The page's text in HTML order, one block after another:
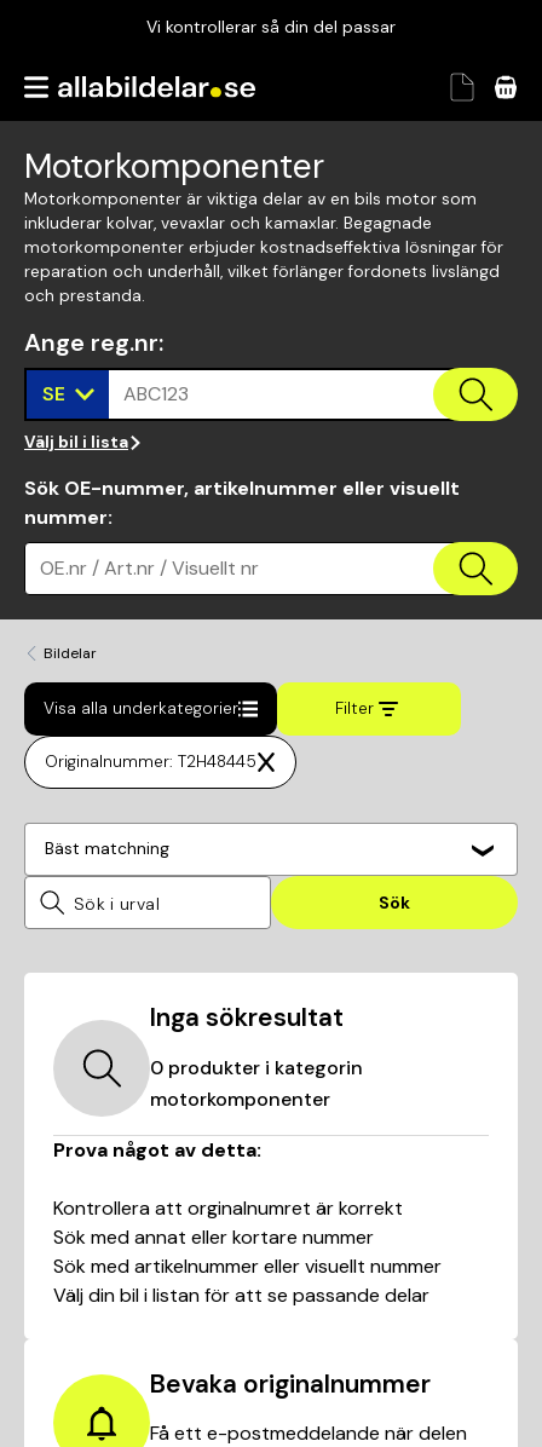
Vi kontrollerar så din del passar
Garanterad passform
Vi kontrollerar så din del passar
Motorkomponenter
Motorkomponenter är viktiga delar av en bils motor som
inkluderar kolvar, vevaxlar och kamaxlar. Begagnade
motorkomponenter erbjuder kostnadseffektiva lösningar för
reparation och underhåll, vilket förlänger fordonets livslängd
och prestanda.
Ange reg.nr:
SE ABC123
Välj bil i lista
Sök OE-nummer, artikelnummer eller visuellt
nummer:
OE.nr / Art.nr / Visuellt nr
Bildelar
Visa alla underkategorier Filter
Originalnummer: T2H48445
Bäst matchning
Sök
Inga sökresultat
0 produkter i kategorin
motorkomponenter
Prova något av detta:
Kontrollera att orginalnumret är korrekt
Sök med annat eller kortare nummer
Sök med artikelnummer eller visuellt nummer
Välj din bil i listan för att se passande delar
Bevaka originalnummer
Få ett e-postmeddelande när delen